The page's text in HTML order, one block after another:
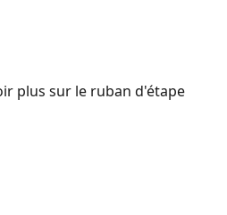
plus sur le ruban d'étape